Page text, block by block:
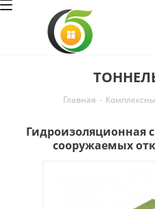
Главная -
Гидроизоляционная
сооружаемых